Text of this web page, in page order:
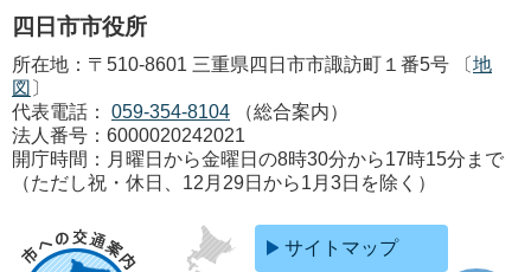
四日市市役所
所在地：〒510-8601 三重県四日市市諏訪町１番5号 〔地
図 〕
代表電話：
059-354-8104
（総合案内）
法人番号：6000020242021
開庁時間：月曜日から金曜日の8時30分から17時15分まで
（ただし祝・休日、12月29日から1月3日を除く）
サイトマップ